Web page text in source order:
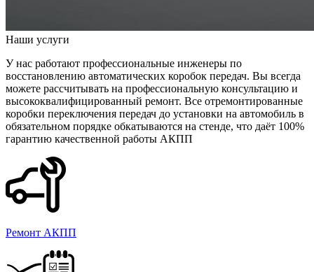
Наши услуги
У нас работают профессиональные инженеры по
восстановлению автоматических коробок передач. Вы всегда
можете рассчитывать на профессиональную консультацию и
высококвалифицированный ремонт. Все отремонтированные
коробки переключения передач до установки на автомобиль в
обязательном порядке обкатываются на стенде, что даёт 100%
гарантию качественной работы АКПП
Ремонт АКПП